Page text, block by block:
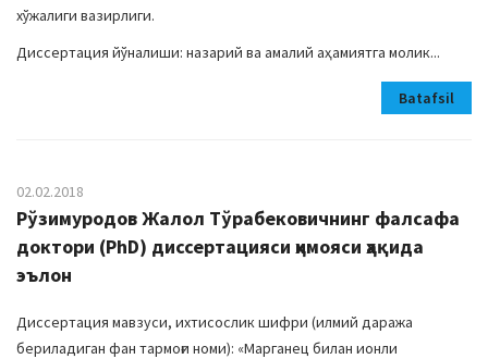
хўжалиги вазирлиги.
Диссертация йўналиши: назарий ва амалий аҳамиятга молик...
Batafsil
02.02.2018
Рўзимуродов Жалол Тўрабековичнинг фалсафа
доктори (PhD) диссертацияси ҳимояси ҳақида
эълон
Диссертация мавзуси, ихтисослик шифри (илмий даража
бериладиган фан тармоғи номи): «Марганец билан ионли